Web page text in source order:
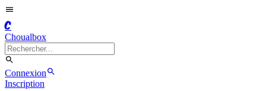
C
Choualbox
Connexion
Inscription